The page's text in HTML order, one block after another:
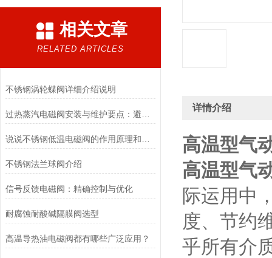
相关文章
RELATED ARTICLES
不锈钢涡轮蝶阀详细介绍说明
不锈钢法兰球阀介绍
信号反馈电磁阀：精确控制与优化
耐腐蚀耐酸碱隔膜阀选型
高温导热油电磁阀都有哪些广泛应用？
详情介绍
高温型气
高温型气
际运用中
度、节约
乎所有介